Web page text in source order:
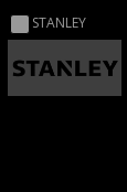
STANLEY